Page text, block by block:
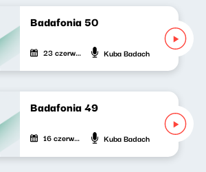
Badafonia 50
23 czerwca 2021 Kuba Badach
Badafonia 49
16 czerwca 2021 Kuba Badach